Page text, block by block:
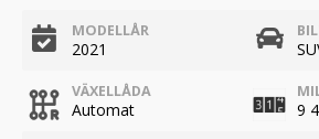
MODELLÅR
2021
VÄXELLÅDA
Automat 9